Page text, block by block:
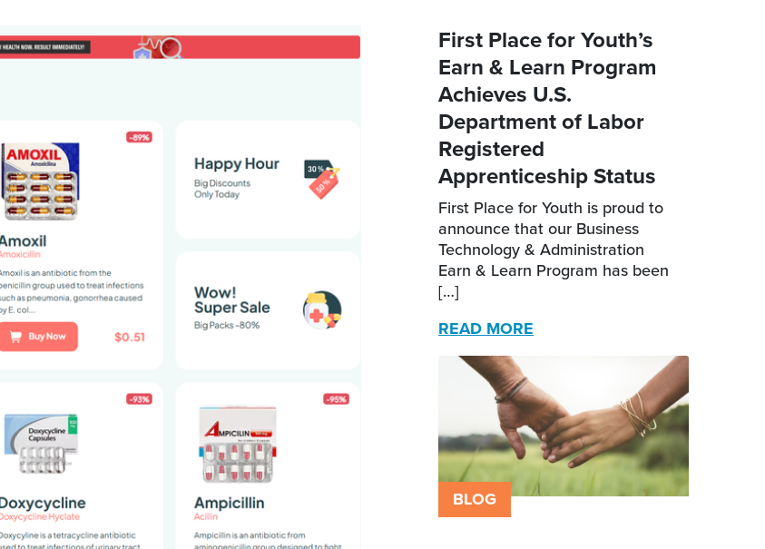
First Place for Youth’s
Earn & Learn Program
Achieves U.S.
Department of Labor
Registered
Apprenticeship Status
First Place for Youth is proud to
announce that our Business
Technology & Administration
Earn & Learn Program has been
[…]
READ MORE
BLOG